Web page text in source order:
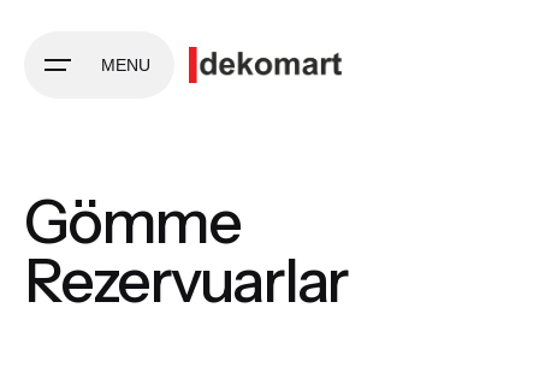
MENU
Gömme
Rezervuarlar